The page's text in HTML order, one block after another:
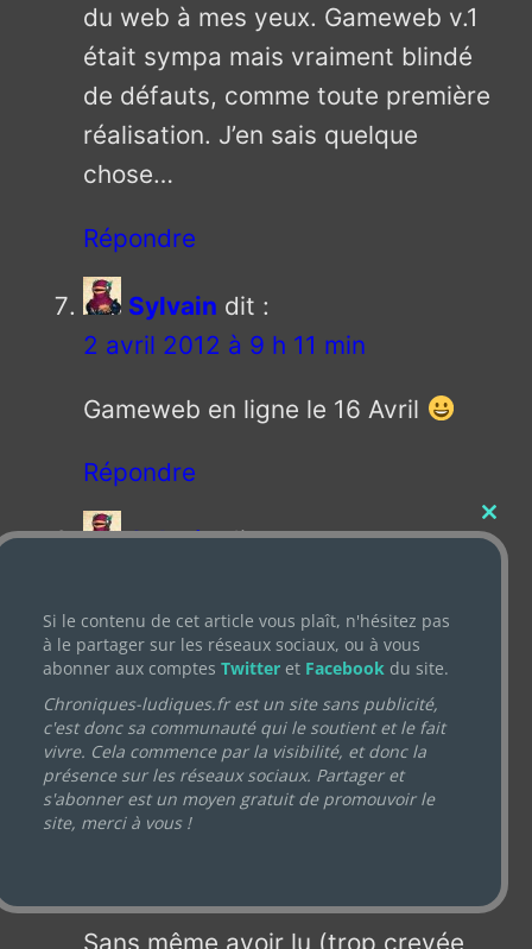
du web à mes yeux. Gameweb v.1
était sympa mais vraiment blindé
de défauts, comme toute première
réalisation. J’en sais quelque
chose…
Répondre
Sylvain dit :
2 avril 2012 à 9 h 11 min
Gameweb en ligne le 16 Avril
Répondre
Sylvain dit :
Et voila, Gameweb.fr est en ligne.
Longue vie à eux
Répondre
Margoth
Sans même avoir lu (trop crevée
this
Si le contenu de cet article vous plaît, n'hésitez pas
à le partager sur les réseaux sociaux, ou à vous
abonner aux comptes Twitter et Facebook du site.
Chroniques-ludiques.fr est un site sans publicité,
c'est donc sa communauté qui le soutient et le fait
vivre. Cela commence par la visibilité, et donc la
présence sur les réseaux sociaux. Partager et
s'abonner est un moyen gratuit de promouvoir le
site, merci à vous !